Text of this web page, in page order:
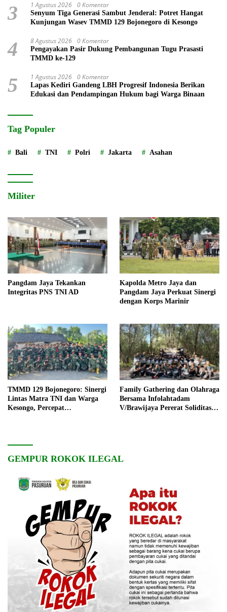
3 1 Agustus 2026 0 Komentar
Senyum Tiga Generasi Sambut Jenderal: Potret Hangat
Kunjungan Wasev TMMD 129 Bojonegoro di Kesongo
4 8 Agustus 2026 0 Komentar
Pengayakan Pasir Dukung Pembangunan Tugu Prasasti
TMMD ke-129
5 1 Agustus 2026 0 Komentar
Lapas Kediri Gandeng LBH Progresif Indonesia Berikan
Edukasi dan Pendampingan Hukum bagi Warga Binaan
Tag Populer
Bali TNI Polri Jakarta Asahan
Militer
Pangdam Jaya Tekankan
Integritas PNS TNI AD
Kapolda Metro Jaya dan
Pangdam Jaya Perkuat Sinergi
dengan Korps Marinir
TMMD 129 Bojonegoro: Sinergi
Lintas Matra TNI dan Warga
Kesongo, Percepat
Family Gathering dan Olahraga
Bersama Infolahtadam
V/Brawijaya Pererat Soliditas
GEMPUR ROKOK ILEGAL